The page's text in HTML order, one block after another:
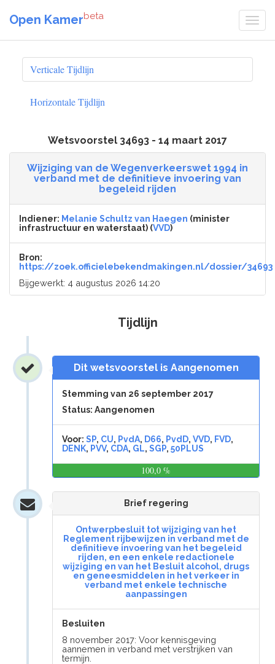
Open Kamerbeta
Verticale Tijdlijn
Horizontale Tijdlijn
Wetsvoorstel 34693 - 14 maart 2017
Wijziging van de Wegenverkeerswet 1994 in
verband met de definitieve invoering van
begeleid rijden
Indiener: Melanie Schultz van Haegen (minister
infrastructuur en waterstaat) (VVD)
Bron:
https://zoek.officielebekendmakingen.nl/dossier/34693
Bijgewerkt: 4 augustus 2026 14:20
Tijdlijn
Dit wetsvoorstel is Aangenomen
Stemming van 26 september 2017
Status: Aangenomen
Voor: SP, CU, PvdA, D66, PvdD,VVD, FVD,
DENK, PVV, CDA, GL,SGP,50PLUS
100,0 %
Brief regering
Ontwerpbesluit tot wijziging van het
Reglement rijbewijzen in verband met de
definitieve invoering van het begeleid
rijden, en een enkele redactionele
wijziging en van het Besluit alcohol, drugs
en geneesmiddelen in het verkeer in
verband met enkele technische
aanpassingen
Besluiten
8 november 2017: Voor kennisgeving
aannemen in verband met verstrijken van
termijn.